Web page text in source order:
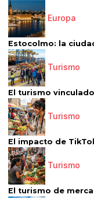
Europa
Estocolmo: la
Turismo
El turismo
Turismo
El impacto de
Turismo
El turismo de